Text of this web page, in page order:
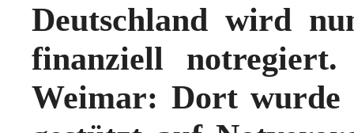
Deutschland wird
finanziell
Weimar: Dort wurde